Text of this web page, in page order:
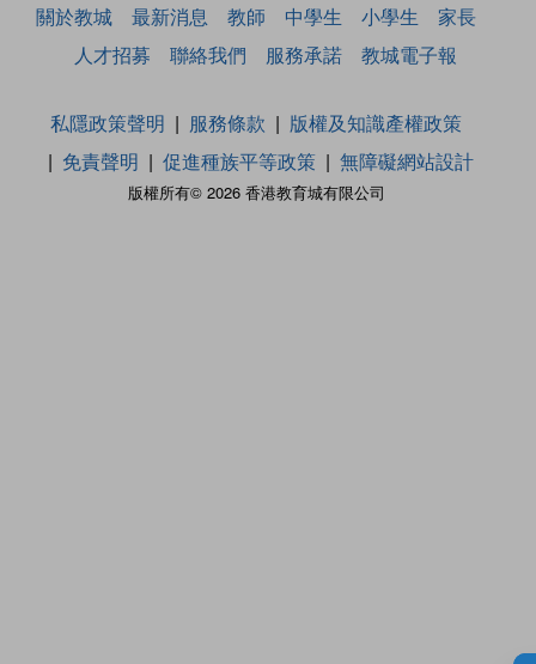
關於教城 最新消息 教師 中學生 小學生
家長
人才招募
聯絡我們 服務承諾 教城電子報
版權所有© 2026 香港教育城有限公司
私隱政策聲明 服務條款
版權及知識產權政策
免責聲明
促進種族平等政策 無障礙網站設計